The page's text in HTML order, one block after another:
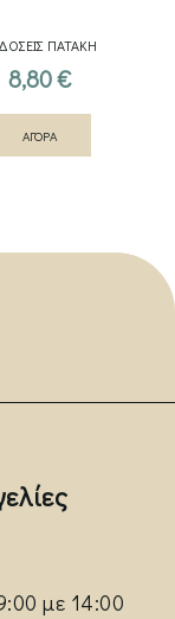
ΠΑΤΑΚΗ
8,80€
ΑΓΟΡΑ
με 14:00